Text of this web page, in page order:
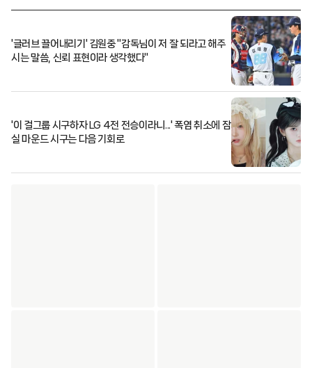
'글러브 끌어내리기' 김원중 "감독님이 저 잘 되라고 해주
시는 말씀, 신뢰 표현이라 생각했다"
'이 걸그룹 시구하자 LG 4전 전승이라니...' 폭염 취소에 잠
실 마운드 시구는 다음 기회로